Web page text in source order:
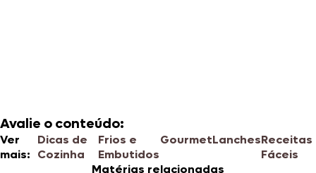
Avalie o conteúdo:
Ver
mais:
Dicas de
Cozinha
Frios e
Embutidos
GourmetLanchesReceitas
Fáceis
Matérias relacionadas